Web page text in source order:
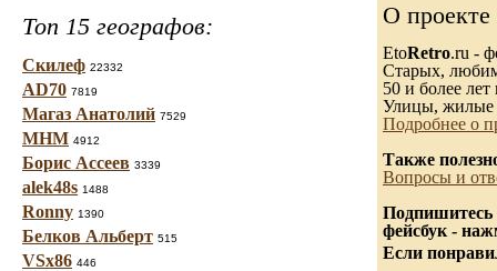
Топ 15 географов:
Скилеф 22332
AD70 7819
Магаз Анатолий 7529
МНМ 4912
Борис Ассеев 3339
alek48s 1488
Ronny 1390
Белков Альберт 515
VSx86 446
О проекте
EtoRetro.ru -
Старых,
50 и более лет
Улицы, жилые
Подробнее о
Также
Вопросы и
Подпишитесь
фейсбук -
Если